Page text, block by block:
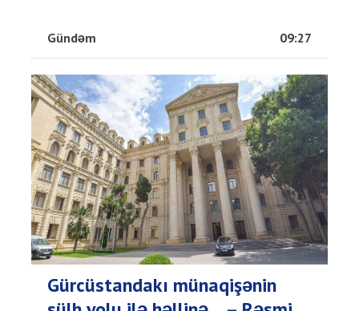
Gündəm 09:27
Gürcüstandakı münaqişənin